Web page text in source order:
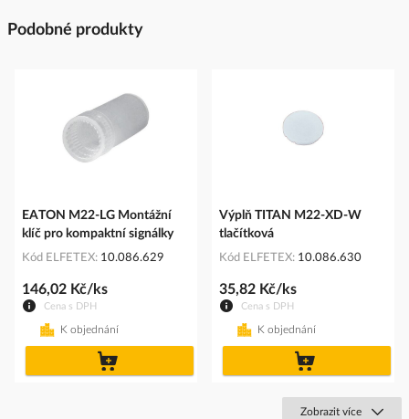
Podobné produkty
EATON M22-LG Montážní
klíč pro kompaktní signálky
Kód ELFETEX 10.086.629
Cena s DPH
146,02 Kč/ks
K objednání
Výplň TITAN M22-XD-W
tlačítková
Kód ELFETEX 10.086.630
Cena s DPH
35,82 Kč/ks
K objednání
Zobrazit více